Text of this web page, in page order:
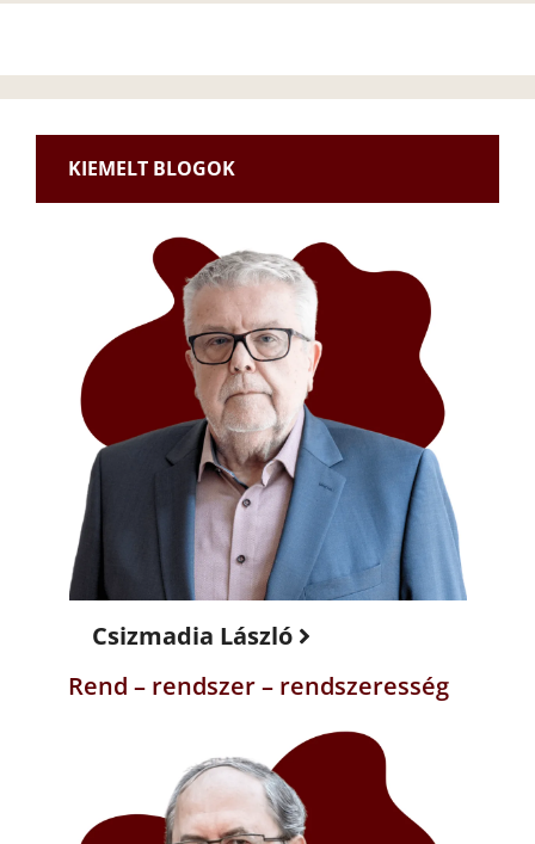
KIEMELT BLOGOK
Csizmadia László
Rend – rendszer – rendszeresség